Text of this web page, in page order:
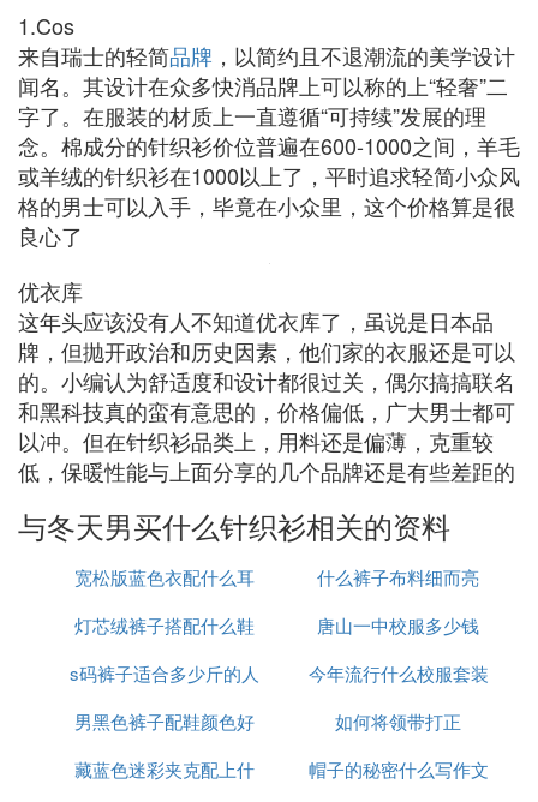
1.Cos
来自瑞士的轻简品牌 ，以简约且不退潮流的美学设计
闻名。其设计在众多快消品牌上可以称的上“轻奢”二
字了。在服装的材质上一直遵循“可持续”发展的理
念。棉成分的针织衫价位普遍在600-1000之间，羊毛
或羊绒的针织衫在1000以上了，平时追求轻简小众风
格的男士可以入手，毕竟在小众里，这个价格算是很
良心了
优衣库
这年头应该没有人不知道优衣库了，虽说是日本品
牌，但抛开政治和历史因素，他们家的衣服还是可以
的。小编认为舒适度和设计都很过关，偶尔搞搞联名
和黑科技真的蛮有意思的，价格偏低，广大男士都可
以冲。但在针织衫品类上，用料还是偏薄，克重较
低，保暖性能与上面分享的几个品牌还是有些差距的
与冬天男买什么针织衫相关的资料
宽松版蓝色衣配什么耳
饰好看
什么裤子布料细而亮
灯芯绒裤子搭配什么鞋
好看点
唐山一中校服多少钱
s码裤子适合多少斤的人
穿
今年流行什么校服套装
男黑色裤子配鞋颜色好
看吗
如何将领带打正
藏蓝色迷彩夹克配上什
帽子的秘密什么写作文